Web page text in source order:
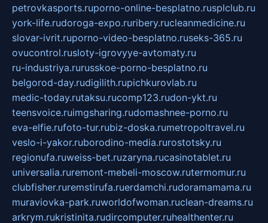
petrovkasports.ruporno-online-besplatno.rusplclub.ru
york-life.rudoroga-expo.ruribery.rucleanmedicine.ru
slovar-ivrit.ruporno-video-besplatno.ruseks-365.ru
ovucontrol.rusloty-igrovyye-avtomaty.ru
ru-industriya.rurusskoe-porno-besplatno.ru
belgorod-day.rudigilith.rupichkurovlab.ru
medic-today.rutaksu.rucomp123.rudon-ykt.ru
teensvoice.ruimgsharing.rudomashnee-porno.ru
eva-elfie.rufoto-tur.rubiz-doska.rumetropoltravel.ru
veslo-i-yakor.ruborodino-media.rurostotsky.ru
regionufa.ruweiss-bet.ruzaryna.rucasinotablet.ru
universalia.ruremont-mebeli-moscow.rutermomur.ru
clubfisher.ruremstirufa.ruerdamchi.rudoramamama.ru
muraviovka-park.ruworldofwoman.ruclean-dreams.ru
arkrym.rukristinita.rudircomputer.ruhealthenter.ru